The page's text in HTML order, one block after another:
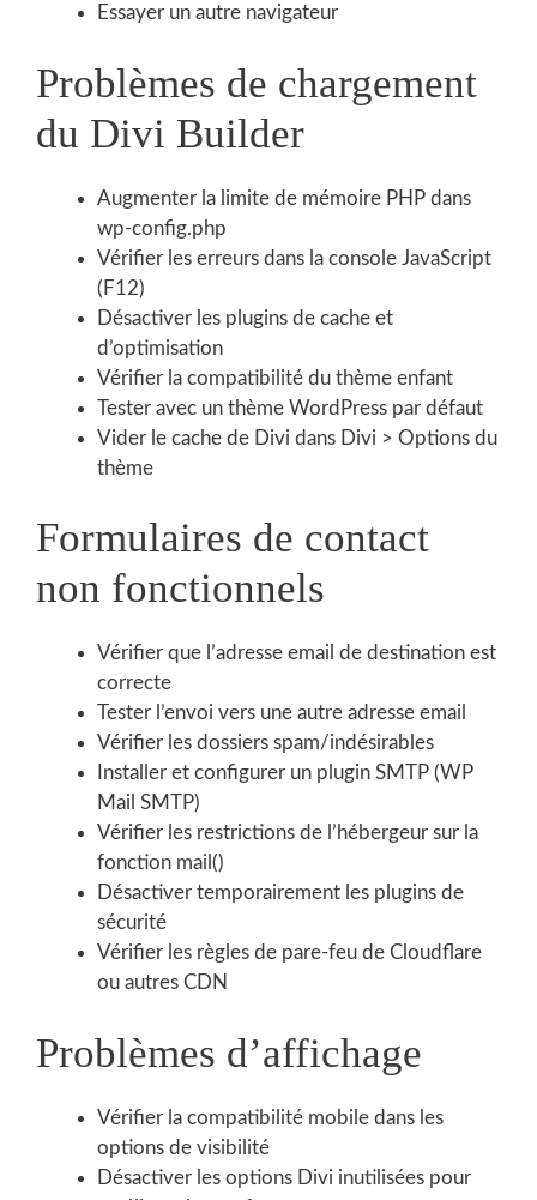
Essayer un autre navigateur
Problèmes de chargement
du Divi Builder
Augmenter la limite de mémoire PHP dans
wp-config.php
Vérifier les erreurs dans la console JavaScript
(F12)
Désactiver les plugins de cache et
d’optimisation
Vérifier la compatibilité du thème enfant
Tester avec un thème WordPress par défaut
Vider le cache de Divi dans Divi > Options du
thème
Formulaires de contact
non fonctionnels
Vérifier que l’adresse email de destination est
correcte
Tester l’envoi vers une autre adresse email
Vérifier les dossiers spam/indésirables
Installer et configurer un plugin SMTP (WP
Mail SMTP)
Vérifier les restrictions de l’hébergeur sur la
fonction mail()
Désactiver temporairement les plugins de
sécurité
Vérifier les règles de pare-feu de Cloudflare
ou autres CDN
Problèmes d’affichage
Vérifier la compatibilité mobile dans les
options de visibilité
Désactiver les options Divi inutilisées pour